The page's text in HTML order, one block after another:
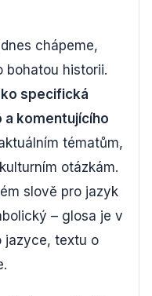
chápeme,
bohatou historii.
specifická
komentujícího
tématům,
otázkám.
slově pro jazyk
– glosa je v
jazyce, textu o